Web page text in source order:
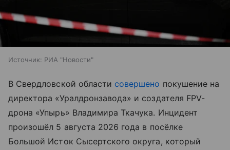
Источник: РИА "Новости"
В Свердловской области совершено покушение на
директора «Уралдронзавода» и создателя FPV-
дрона «Упырь» Владимира Ткачука. Инцидент
произошёл 5 августа 2026 года в посёлке
Большой Исток Сысертского округа, который